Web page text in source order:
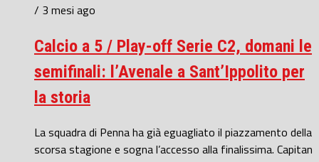
/ 3 mesi ago
Calcio a 5 / Play-off Serie C2, domani le
semifinali: l’Avenale a Sant’Ippolito per
la storia
La squadra di Penna ha già eguagliato il piazzamento della
scorsa stagione e sogna l’accesso alla finalissima. Capitan